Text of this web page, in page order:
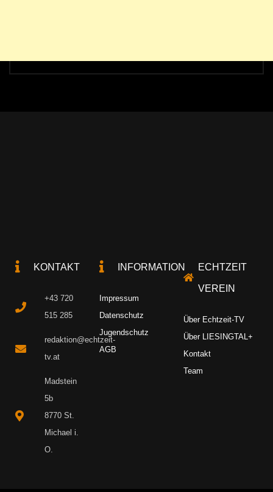
KONTAKT
+43 720
515 285
redaktion@echtzeit-
tv.at
Madstein
5b
8770 St.
Michael i.
O.
INFORMATION
Impressum
Datenschutz
Jugendschutz
AGB
ECHTZEIT
VEREIN
Über Echtzeit-TV
Über LIESINGTAL+
Kontakt
Team